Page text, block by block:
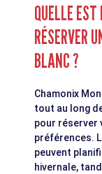
QUELLE
RÉSERVER
BLANC ?
Chamonix
tout au long
pour réserver
préférences.
peuvent
hivernale,